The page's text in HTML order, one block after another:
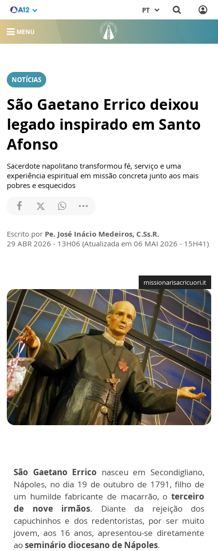
PT
MENU
NOTÍCIAS
São Gaetano Errico deixou
legado inspirado em Santo
Afonso
Sacerdote napolitano transformou fé, serviço e uma
experiência espiritual em missão concreta junto aos mais
pobres e esquecidos
Escrito por Pe. José Inácio Medeiros, C.Ss.R.
29 ABR 2026 - 13H06 (Atualizada em 06 MAI 2026 - 15H41)
missionarisacricuori.it
São Gaetano Errico nasceu em Secondigliano,
Nápoles, no dia 19 de outubro de 1791, filho de
um humilde fabricante de macarrão, o terceiro
de nove irmãos. Diante da rejeição dos
capuchinhos e dos redentoristas, por ser muito
jovem, aos 16 anos, apresentou-se diretamente
aoseminário diocesano de Nápoles.